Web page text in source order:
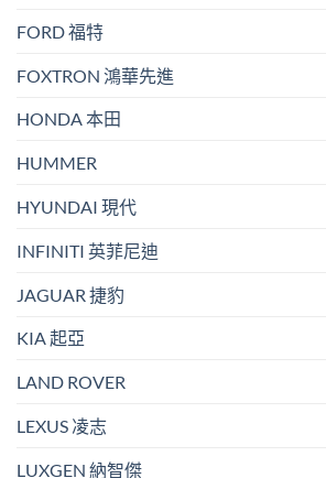
FORD 福特
FOXTRON 鴻華先進
HONDA 本田
HUMMER
HYUNDAI 現代
INFINITI 英菲尼迪
JAGUAR 捷豹
KIA 起亞
LAND ROVER
LEXUS 凌志
LUXGEN 納智傑